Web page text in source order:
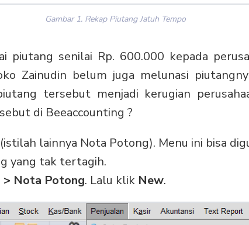
Gambar 1. Rekap Piutang Jatuh Tempo
piutang senilai Rp. 600.000 kepada
Zainudin belum juga melunasi
tersebut menjadi kerugian
di Beeaccounting ?
lainnya Nota Potong). Menu ini bisa
yang tak tertagih.
> Nota Potong. Lalu klik New.